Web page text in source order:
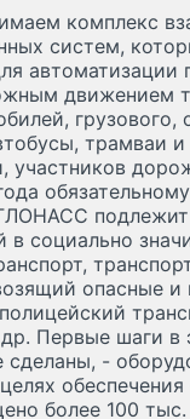
комплекс
систем,
автоматизации
движением
грузового,
трамваи и
участников
подлежит
в социально
опасные и
Первые шаги в
сделаны, -
обеспечения
более 100